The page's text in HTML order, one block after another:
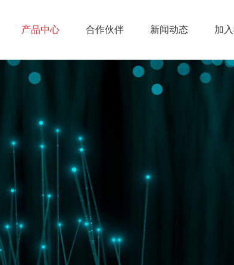
产品中心 合作伙伴 新闻动态 加